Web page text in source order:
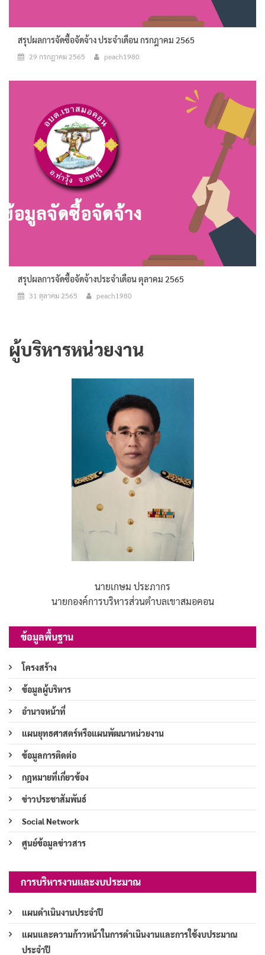
สรุปผลการจัดซื้อจัดจ้าง ประจำเดือน กรกฎาคม 2565
29 กรกฎาคม 2565 peach1980
สรุปผลการจัดซื้อจัดจ้างประจำเดือน ตุลาคม 2565
31 ตุลาคม 2565 peach1980
ผู้บริหารหน่วยงาน
นายเกษม ประภากร
นายกองค์การบริหารส่วนตำบลเขาสมอคอน
ข้อมูลพื้นฐาน
โครงสร้าง
ข้อมูลผู้บริหาร
อำนาจหน้าที่
แผนยุทธศาสตร์หรือแผนพัฒนาหน่วยงาน
ข้อมูลการติดต่อ
กฎหมายที่เกี่ยวข้อง
ข่าวประชาสัมพันธ์
Social Network
ศูนย์ข้อมูลข่าวสาร
การบริหารงานและงบประมาณ
แผนดำเนินงานประจำปี
แผนและความก้าวหน้าในการดำเนินงานและการใช้งบประมาณ
ประจำปี